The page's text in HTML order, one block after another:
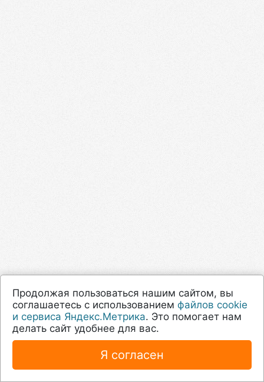
Продолжая пользоваться нашим сайтом, вы
соглашаетесь с использованием файлов cookie
и сервиса Яндекс.Метрика. Это помогает нам
делать сайт удобнее для вас.
Я согласен